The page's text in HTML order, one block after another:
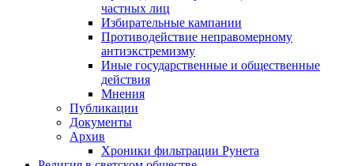
частных лиц
Избирательные кампании
Противодействие неправомерному
антиэкстремизму
Иные государственные и общественные
действия
Мнения
Публикации
Документы
Архив
Хроники фильтрации Рунета